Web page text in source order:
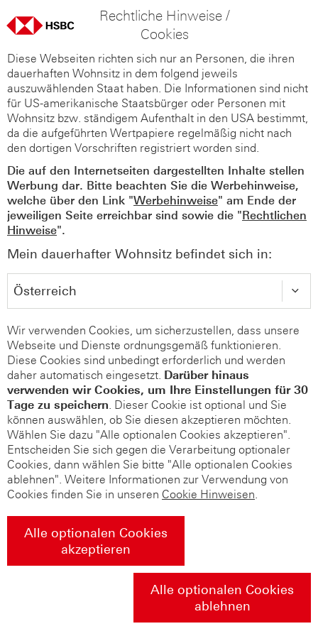
Rechtliche Hinweise /
Cookies
Diese Webseiten richten sich nur an Personen, die ihren
dauerhaften Wohnsitz in dem folgend jeweils
auszuwählenden Staat haben. Die Informationen sind nicht
für US-amerikanische Staatsbürger oder Personen mit
Wohnsitz bzw. ständigem Aufenthalt in den USA bestimmt,
da die aufgeführten Wertpapiere regelmäßig nicht nach
den dortigen Vorschriften registriert worden sind.
Die auf den Internetseiten dargestellten Inhalte stellen
Werbung dar. Bitte beachten Sie die Werbehinweise,
welche über den Link "Werbehinweise" am Ende der
jeweiligen Seite erreichbar sind sowie die "Rechtlichen
Hinweise".
Mein dauerhafter Wohnsitz befindet sich in:
Wir verwenden Cookies, um sicherzustellen, dass unsere
Webseite und Dienste ordnungsgemäß funktionieren.
Diese Cookies sind unbedingt erforderlich und werden
daher automatisch eingesetzt. Darüber hinaus
verwenden wir Cookies, um Ihre Einstellungen für 30
Tage zu speichern. Dieser Cookie ist optional und Sie
können auswählen, ob Sie diesen akzeptieren möchten.
Wählen Sie dazu "Alle optionalen Cookies akzeptieren".
Entscheiden Sie sich gegen die Verarbeitung optionaler
Cookies, dann wählen Sie bitte "Alle optionalen Cookies
ablehnen". Weitere Informationen zur Verwendung von
Cookies finden Sie in unseren Cookie Hinweisen.
Alle optionalen Cookies
akzeptieren
Alle optionalen Cookies
ablehnen